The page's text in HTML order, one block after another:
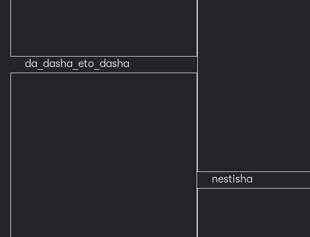
da_dasha_eto_dasha
nestisha